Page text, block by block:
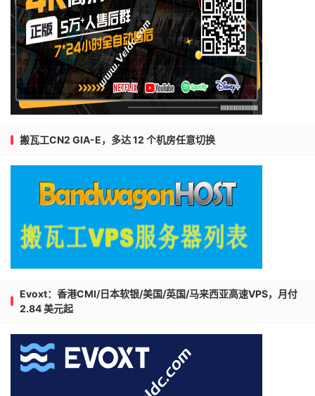
搬瓦工CN2 GIA-E，多达 12 个机房任意切换
Evoxt：香港CMI/日本软银/美国/英国/马来西亚高速VPS，月付
2.84 美元起